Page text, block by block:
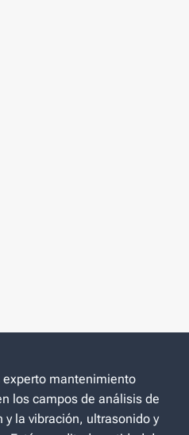
experto mantenimiento
los campos de análisis de
y la vibración, ultrasonido y